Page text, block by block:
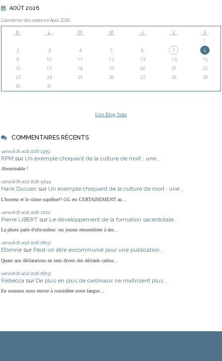
AOÛT 2026
Calendrier des notes en Août 2026
D L M M J V S
1
2
3 4 5 6 7
8
9
10 11 12 13 14
15
16
17 18 19 20 21
22
23
24 25 26 27 28
29
30
31
Live Blog Stats
COMMENTAIRES RÉCENTS
samedi 08 août 2026 19h51
RPM sur Un exemple choquant de la culture de mort : une...
Abominable !
samedi 08 août 2026 15h44
Hank Dussen sur Un exemple choquant de la culture de mort : une...
L'horreur et le crime suprême!! GG est CERTAINEMENT au...
samedi 08 août 2026 11h22
Pierre LIBERT sur Le développement de la formation sacerdotale...
La photo parle d'elle-même: ces jeunes ressemblent à des...
samedi 08 août 2026 08h37
Etienne sur Peut-on être excommunié pour une publication...
Quant aux déclarations en sens divers des déclarés cathos...
samedi 08 août 2026 08h32
Rébécca sur De plus en plus de cardinaux ne maîtrisent plus...
En sommes nous encore à considérer notre langue...